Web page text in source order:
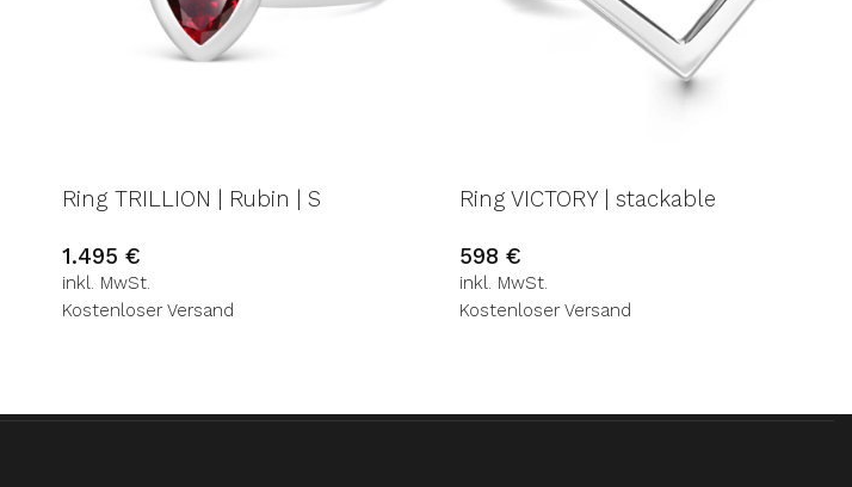
Ring TRILLION | Rubin | S
1.495 €
inkl. MwSt.
Kostenloser Versand
Ring VICTORY | stackable
598€
inkl. MwSt.
Kostenloser Versand